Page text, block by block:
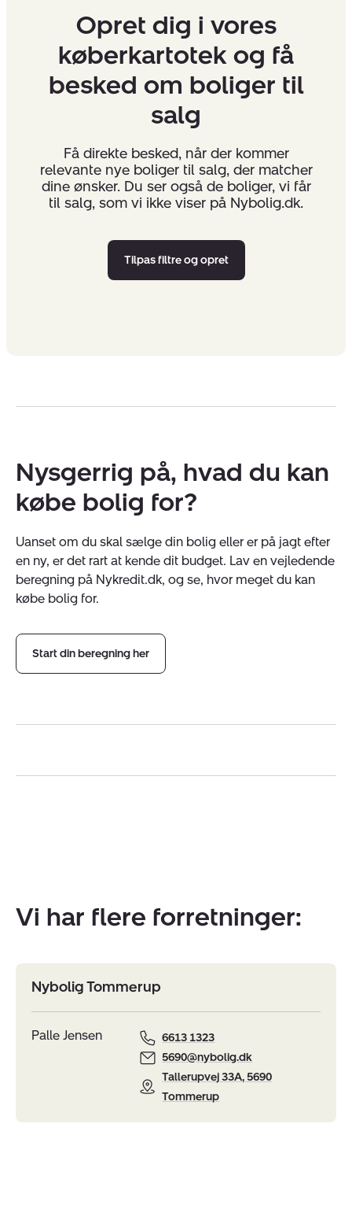
Opret dig i vores
køberkartotek og få
besked om boliger til
salg
Få direkte besked, når der kommer
relevante nye boliger til salg, der matcher
dine ønsker. Du ser også de boliger, vi får
til salg, som vi ikke viser på Nybolig.dk.
Tilpas filtre og opret
Nysgerrig på, hvad du kan
købe bolig for?
Uanset om du skal sælge din bolig eller er på jagt efter
en ny, er det rart at kende dit budget. Lav en vejledende
beregning på Nykredit.dk, og se, hvor meget du kan
købe bolig for.
Start din beregning her
Vi har flere forretninger:
Nybolig Tommerup
Palle Jensen
6613 1323
5690@nybolig.dk
Tallerupvej 33A, 5690
Tommerup